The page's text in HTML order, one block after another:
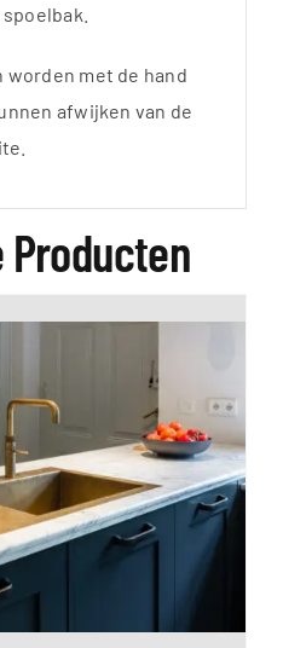
worden met de hand
afwijken van de
Producten